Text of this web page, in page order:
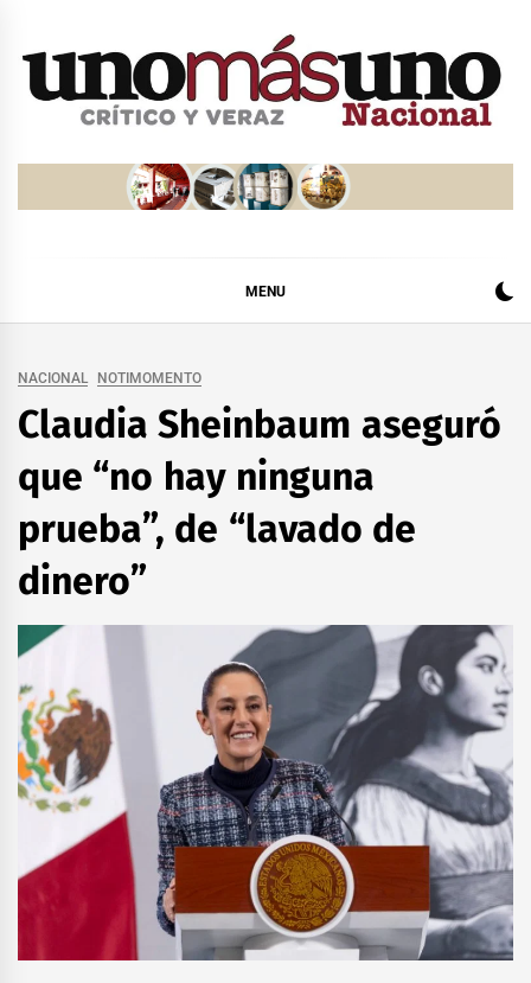
MENU
NACIONAL NOTIMOMENTO
Claudia Sheinbaum aseguró
que “no hay ninguna
prueba”, de “lavado de
dinero”